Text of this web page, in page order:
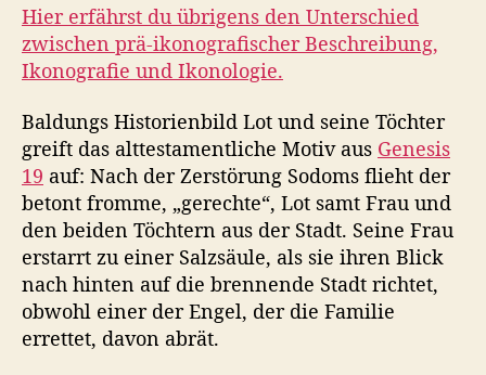
Hier erfährst du übrigens den Unterschied
zwischen prä-ikonografischer Beschreibung,
Ikonografie und Ikonologie.
Baldungs Historienbild Lot und seine Töchter
greift das alttestamentliche Motiv aus Genesis
19 auf: Nach der Zerstörung Sodoms flieht der
betont fromme, „gerechte“, Lot samt Frau und
den beiden Töchtern aus der Stadt. Seine Frau
erstarrt zu einer Salzsäule, als sie ihren Blick
nach hinten auf die brennende Stadt richtet,
obwohl einer der Engel, der die Familie
errettet, davon abrät.